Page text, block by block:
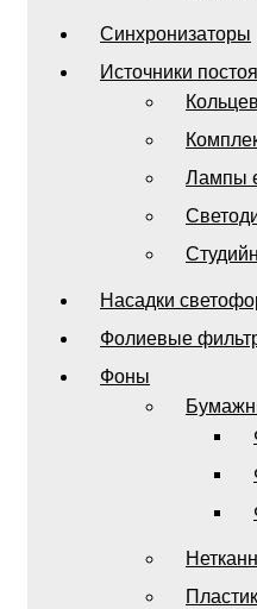
Синхронизаторы
Источники
Лампы
Насадки
Фолиевые
Фоны